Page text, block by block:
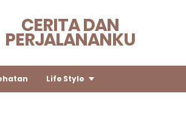
CERITA DAN
PERJALANANKU
Life Style